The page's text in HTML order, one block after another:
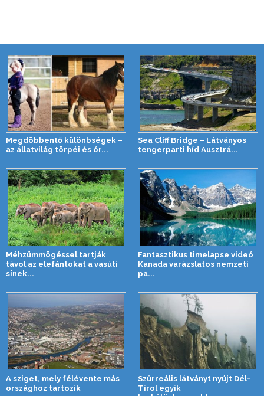
Megdöbbentő különbségek –
az állatvilág törpéi és ór...
Sea Cliff Bridge – Látványos
tengerparti híd Ausztrá...
Méhzümmögéssel tartják
távol az elefántokat a vasúti
sínek...
Fantasztikus timelapse videó
Kanada varázslatos nemzeti
pa...
A sziget, mely félévente más
országhoz tartozik
Szürreális látványt nyújt Dél-
Tirol egyik